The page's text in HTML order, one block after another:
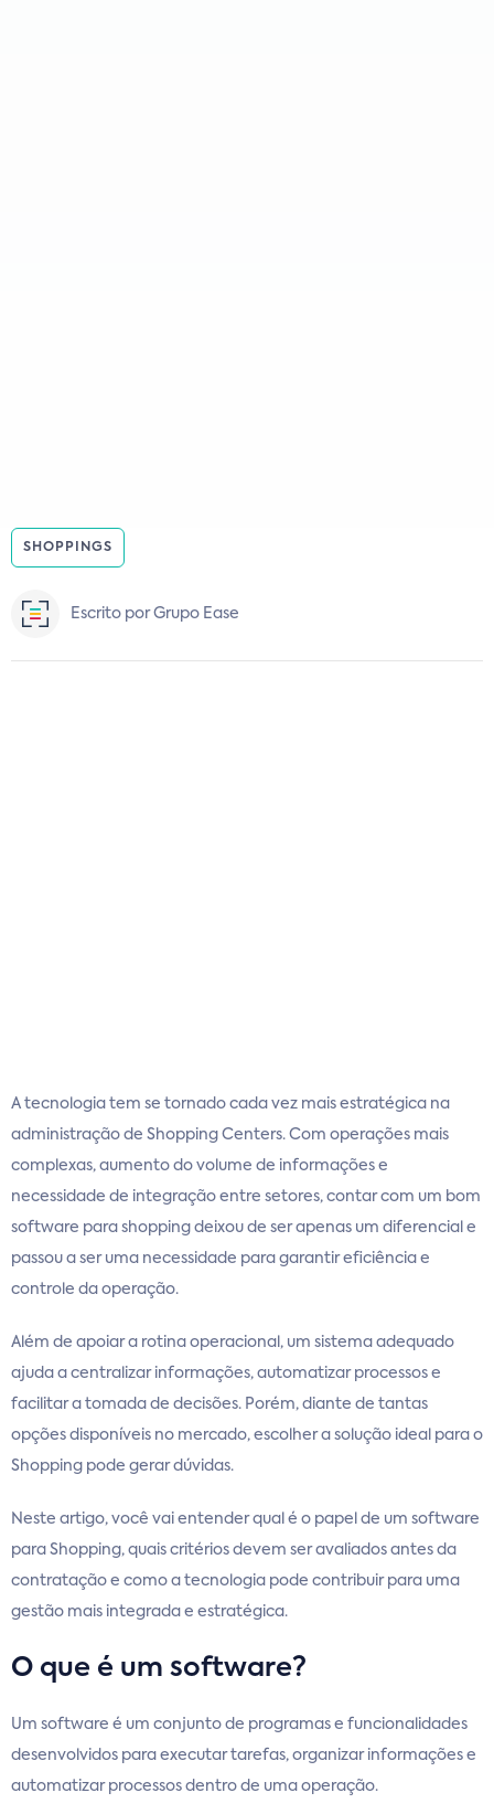
SHOPPINGS
Escrito por Grupo Ease
A tecnologia tem se tornado cada vez mais estratégica na
administração de Shopping Centers. Com operações mais
complexas, aumento do volume de informações e
necessidade de integração entre setores, contar com um bom
software para shopping deixou de ser apenas um diferencial e
passou a ser uma necessidade para garantir eficiência e
controle da operação.
Além de apoiar a rotina operacional, um sistema adequado
ajuda a centralizar informações, automatizar processos e
facilitar a tomada de decisões. Porém, diante de tantas
opções disponíveis no mercado, escolher a solução ideal para o
Shopping pode gerar dúvidas.
Neste artigo, você vai entender qual é o papel de um software
para Shopping, quais critérios devem ser avaliados antes da
contratação e como a tecnologia pode contribuir para uma
gestão mais integrada e estratégica.
O que é um software?
Um software é um conjunto de programas e funcionalidades
desenvolvidos para executar tarefas, organizar informações e
automatizar processos dentro de uma operação.